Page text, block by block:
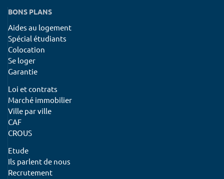
BONS PLANS
Aides au logement
Spécial étudiants
Colocation
Se loger
Garantie
Loi et contrats
Marché immobilier
Ville par ville
CAF
CROUS
Etude
Ils parlent de nous
Recrutement